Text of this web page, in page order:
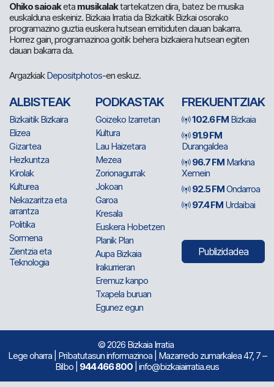
Ohiko saioaketa musikalaktartekatzen dira, batez be musika
euskalduna eskeiniz. Bizkaia Irratia da Bizkaitik Bizkai osorako
programazino guztia euskera hutsean emitiduten dauan bakarra.
Horrez gain, programazinoa goitik behera bizkaiera hutsean egiten
dauan bakarra da.
ArgazkiakDepositphotos-en eskuz.
ALBISTEAK
Bizkaitik Bizkaira
Elizea
Gizartea
Hezkuntza
Kirolak
Kulturea
Nekazaritza eta
arrantza
Politika
Sormena
Zientzia eta
Teknologia
PODKASTAK
Goizeko Izarretan
Kultura
Lau Haizetara
Mezea
Zorionagurrak
Jokoan
Garoa
Kresala
Euskera Hobetzen
Planik Plan
Aupa Bizkaia
Irakurrieran
Eremuz kanpo
Txapela buruan
Egunez egun
FREKUENTZIAK
102.6 FM Bizkaia
91.9 FM
Durangaldea
96.7 FM Markina
Xemein
92.5 FMOndarroa
97.4 FM Urdaibai
Publizidadea
© 2026 Bizkaia Irratia
Lege oharra| Pribatutasun informazinoa| Mazarredo zumarkalea 47, 7 –
Bilbo | 944 466 800 | info@bizkaiairratia.eus